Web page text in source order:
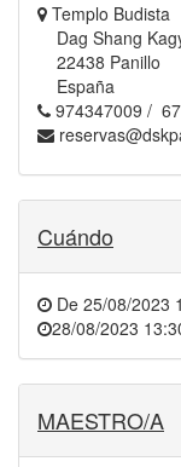
Templo Budista
Dag Shang
22438 Panillo
España
974347009 /
Cuándo
De 25/08/2023
28/08/2023
MAESTRO/A